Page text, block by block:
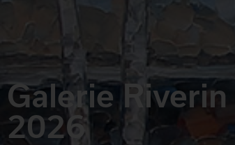
Galerie
2026